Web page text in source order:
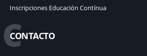
Inscripciones Educación Contínua
C
CONTACTO